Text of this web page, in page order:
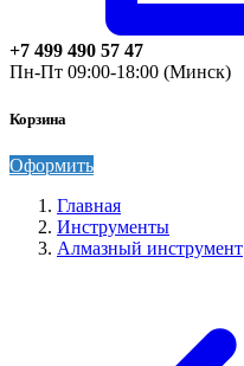
+7 499 490 57 47
Пн-Пт 09:00-18:00 (Минск)
Корзина
Оформить
Главная
Инструменты
Алмазный инструмент